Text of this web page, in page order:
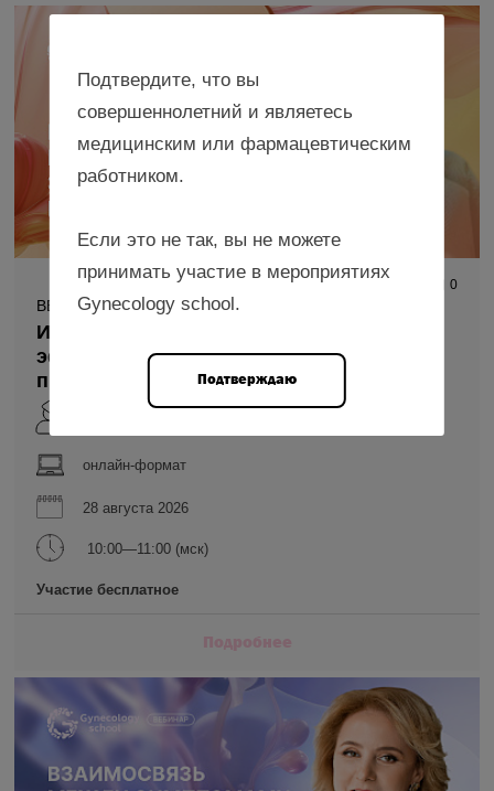
0
ВЕБИНАР
Индолкарбинол – механизмы действия,
эффекты и клинические перспективы
применения
онлайн-формат
28 августа 2026
10:00—11:00 (мск)
Участие бесплатное
Подробнее
Подтвердите, что вы
совершеннолетний и являетесь
медицинским или фармацевтическим
работником.
Если это не так, вы не можете
принимать участие в мероприятиях
Gynecology school.
Подтверждаю